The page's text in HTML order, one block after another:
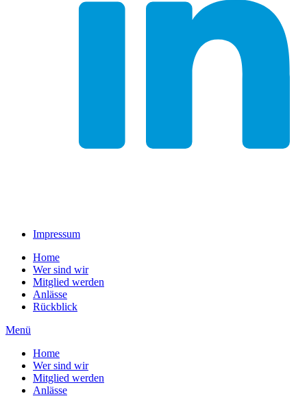
Impressum
Home
Wer sind wir
Mitglied werden
Anlässe
Rückblick
Menü
Home
Wer sind wir
Mitglied werden
Anlässe